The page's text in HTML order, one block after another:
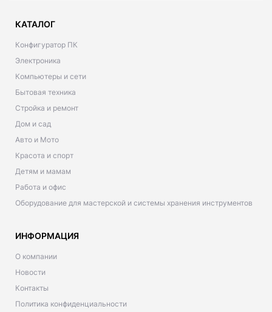
КАТАЛОГ
Конфигуратор ПК
Электроника
Компьютеры и сети
Бытовая техника
Стройка и ремонт
Дом и сад
Авто и Мото
Красота и спорт
Детям и мамам
Работа и офис
Оборудование для мастерской и системы хранения инструментов
ИНФОРМАЦИЯ
О компании
Новости
Контакты
Политика конфиденциальности